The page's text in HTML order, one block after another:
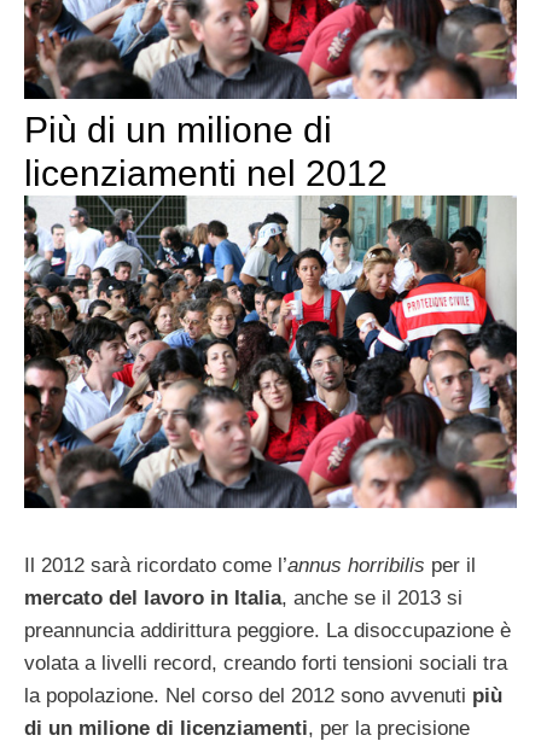
Più di un milione di
licenziamenti nel 2012
Il 2012 sarà ricordato come l’annus horribilis per il
mercato del lavoro in Italia, anche se il 2013 si
preannuncia addirittura peggiore. La disoccupazione è
volata a livelli record, creando forti tensioni sociali tra
la popolazione. Nel corso del 2012 sono avvenuti più
di un milione di licenziamenti, per la precisione